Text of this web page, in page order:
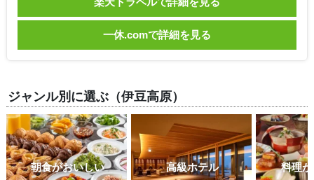
一休.comで詳細を見る
ジャンル別に選ぶ（伊豆高原）
朝食がおいしい 高級ホテル 料理